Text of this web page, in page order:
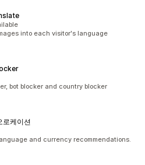
into each visitor's language
bot blocker and country blocker
케이션
and currency recommendations.